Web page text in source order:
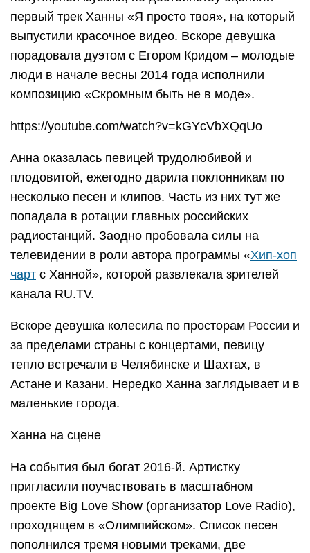
первый трек Ханны «Я просто твоя», на который
выпустили красочное видео. Вскоре девушка
порадовала дуэтом с Егором Кридом – молодые
люди в начале весны 2014 года исполнили
композицию «Скромным быть не в моде».
https://youtube.com/watch?v=kGYcVbXQqUo
Анна оказалась певицей трудолюбивой и
плодовитой, ежегодно дарила поклонникам по
несколько песен и клипов. Часть из них тут же
попадала в ротации главных российских
радиостанций. Заодно пробовала силы на
телевидении в роли автора программы «Хип-хоп
чарт с Ханной», которой развлекала зрителей
канала RU.TV.
Вскоре девушка колесила по просторам России и
за пределами страны с концертами, певицу
тепло встречали в Челябинске и Шахтах, в
Астане и Казани. Нередко Ханна заглядывает и в
маленькие города.
Ханна на сцене
На события был богат 2016-й. Артистку
пригласили поучаствовать в масштабном
проекте Big Love Show (организатор Love Radio),
проходящем в «Олимпийском». Список песен
пополнился тремя новыми треками, две